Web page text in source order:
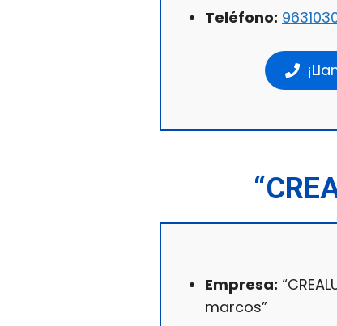
Teléfono:
Empresa:
marcos”